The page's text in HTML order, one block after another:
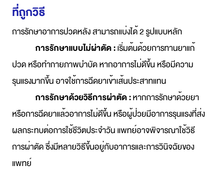
ที่ถูกวิธี
การรักษาอาการปวดหลัง สามารถแบ่งได้ 2 รูปแบบหลัก
การรักษาแบบไม่ผ่าตัด :เริ่มต้นด้วยการทานยาแก้
ปวด หรือทำกายภาพบำบัดหากอาการไม่ดีขึ้น หรือมีความ
รุนแรงมากขึ้น อาจใช้การฉีดยาเข้าเส้นประสาทแทน
การรักษาด้วยวิธีการผ่าตัด :หากการรักษาด้วยยา
หรือการฉีดยาแล้วอาการไม่ดีขึ้น หรือผู้ป่วยมีอาการรุนแรงที่ส่ง
ผลกระทบต่อการใช้ชีวิตประจำวันแพทย์อาจพิจารณาใช้วิธี
การผ่าตัด ซึ่งมีหลายวิธีขึ้นอยู่กับอาการและการวินิจฉัยของ
แพทย์